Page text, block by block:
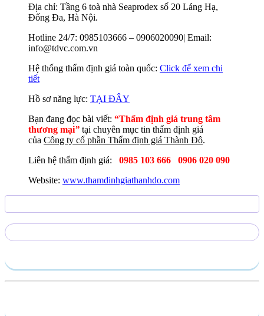
Địa chỉ: Tầng 6 toà nhà Seaprodex số 20 Láng Hạ,
Đống Đa, Hà Nội.
Hotline 24/7: 0985103666 – 0906020090| Email:
info@tdvc.com.vn
Hệ thống thẩm định giá toàn quốc: Click để xem chi
tiết
Hồ sơ năng lực: TẠI ĐÂY
Bạn đang đọc bài viết: “Thẩm định giá trung tâm
thương mại” tại chuyên mục tin thẩm định giá
của Công ty cổ phần Thẩm định giá Thành Đô.
Liên hệ thẩm định giá: 0985 103 666
0906 020 090
Website: www.thamdinhgiathanhdo.com